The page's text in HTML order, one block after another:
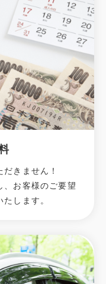
きません！
、お客様のご要望
します。